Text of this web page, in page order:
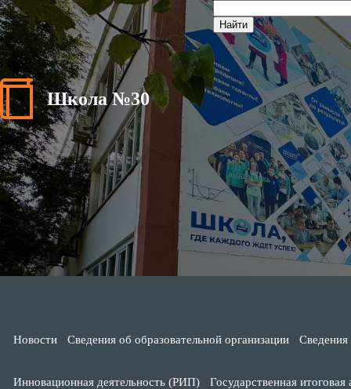
Школа №30
Новости Сведения об образовательной организации Сведения
Инновационная деятельность (РИП) Государственная итоговая